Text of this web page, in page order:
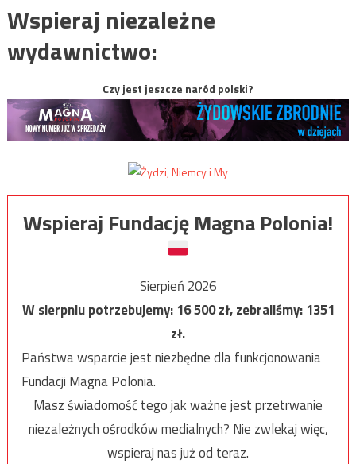
Wspieraj niezależne
wydawnictwo:
Czy jest jeszcze naród polski?
Wspieraj Fundację Magna Polonia!
Sierpień 2026
W sierpniu potrzebujemy:16 500zł, zebraliśmy:1351
zł.
Państwa wsparcie jest niezbędne dla funkcjonowania
Fundacji Magna Polonia.
Masz świadomość tego jak ważne jest przetrwanie
niezależnych ośrodków medialnych? Nie zwlekaj więc,
wspieraj nas już od teraz.